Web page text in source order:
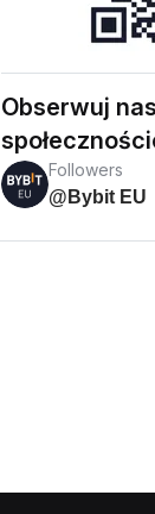
Obserwuj
Followers
@Bybit EU